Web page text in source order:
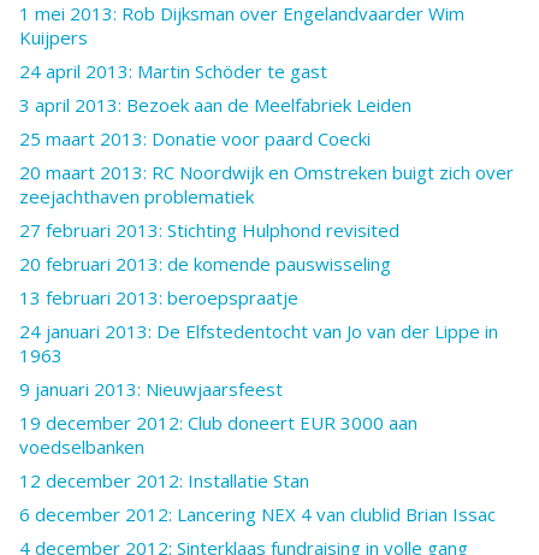
1 mei 2013: Rob Dijksman over Engelandvaarder Wim
Kuijpers
24 april 2013: Martin Schöder te gast
3 april 2013: Bezoek aan de Meelfabriek Leiden
25 maart 2013: Donatie voor paard Coecki
20 maart 2013: RC Noordwijk en Omstreken buigt zich over
zeejachthaven problematiek
27 februari 2013: Stichting Hulphond revisited
20 februari 2013: de komende pauswisseling
13 februari 2013: beroepspraatje
24 januari 2013: De Elfstedentocht van Jo van der Lippe in
1963
9 januari 2013: Nieuwjaarsfeest
19 december 2012: Club doneert EUR 3000 aan
voedselbanken
12 december 2012: Installatie Stan
6 december 2012: Lancering NEX 4 van clublid Brian Issac
4 december 2012: Sinterklaas fundraising in volle gang